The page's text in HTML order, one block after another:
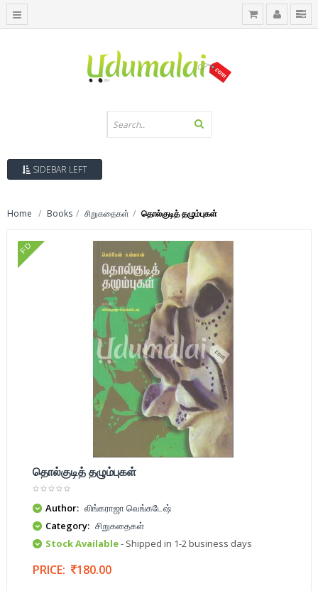
SIDEBAR LEFT
Home Books சிறுகதைகள் தொல்குடித் தழும்புகள்
FD
தொல்குடித் தழும்புகள்
Author: லிங்கராஜா வெங்கடேஷ்
Category: சிறுகதைகள்
Stock Available- Shipped in 1-2 business days
PRICE: 180.00